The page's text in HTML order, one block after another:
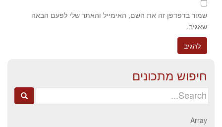
שמור בדפדפן זה את השם, האימייל והאתר שלי לפעם הבאה
שאגיב.
חיפוש מתכונים
Search
Array